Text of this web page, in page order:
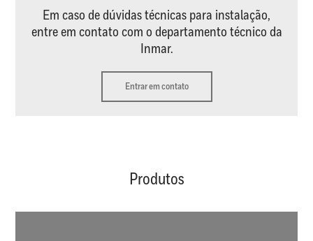
Em caso de dúvidas técnicas para instalação,
entre em contato com o departamento técnico da
Inmar.
Entrar em contato
Produtos